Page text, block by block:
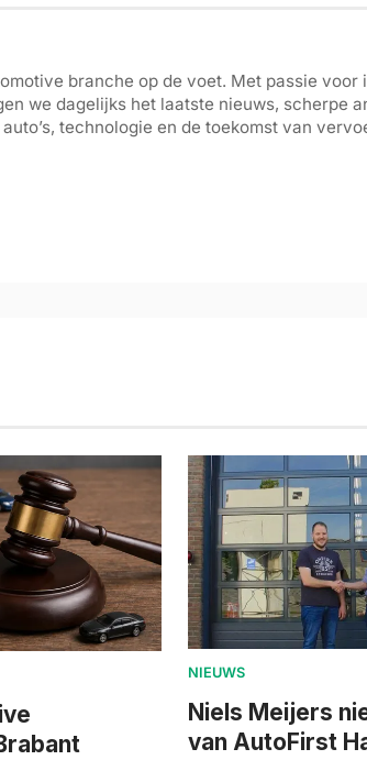
branche op de voet. Met passie voor
we dagelijks het laatste nieuws, scherpe
technologie en de toekomst van
NIEUWS
Niels Meijers
van AutoFirst